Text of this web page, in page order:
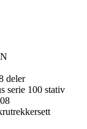
deler
serie 100 stativ